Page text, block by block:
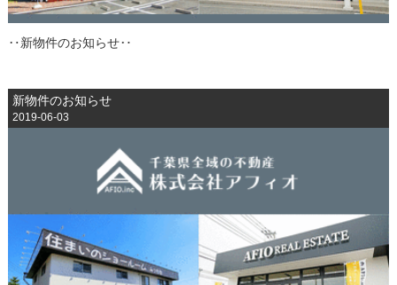
‥新物件のお知らせ‥
新物件のお知らせ
2019-06-03